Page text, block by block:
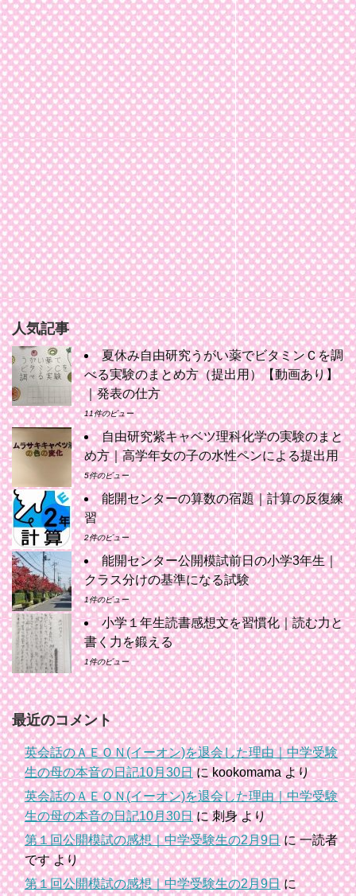
人気記事
夏休み自由研究うがい薬でビタミンＣを調
べる実験のまとめ方（提出用）【動画あり】
｜発表の仕方
11件のビュー
自由研究紫キャベツ理科化学の実験のまと
め方｜高学年女の子の水性ペンによる提出用
5件のビュー
能開センターの算数の宿題｜計算の反復練
習
2件のビュー
能開センター公開模試前日の小学3年生｜
クラス分けの基準になる試験
1件のビュー
小学１年生読書感想文を習慣化｜読む力と
書く力を鍛える
1件のビュー
最近のコメント
英会話のＡＥＯＮ(イーオン)を退会した理由｜中学受験
生の母の本音の日記10月30日にkookomamaより
英会話のＡＥＯＮ(イーオン)を退会した理由｜中学受験
生の母の本音の日記10月30日に刺身より
第１回公開模試の感想｜中学受験生の2月9日に一読者
ですより
第１回公開模試の感想｜中学受験生の2月9日に